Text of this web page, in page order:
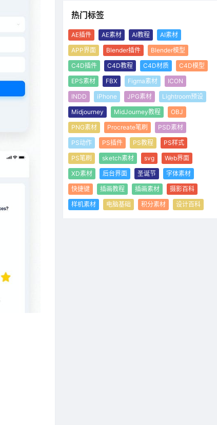
热门标签
AE插件 AE素材 AI教程
AI素材
APP界面
Blender插件
Blender模型
C4D插件
C4D教程 C4D材质
C4D模型
EPS素材
FBX Figma素材
ICON
INDD
iPhone JPG素材
Lightroom预设
Midjourney
MidJourney教程
OBJ
PNG素材
Procreate笔刷
PSD素材
PS动作
PS插件 PS教程
PS样式
PS笔刷
sketch素材 svg
Web界面
XD素材
后台界面 圣诞节
字体素材
快捷键
插画教程 插画素材
摄影百科
样机素材
电脑基础 积分素材 设计百科